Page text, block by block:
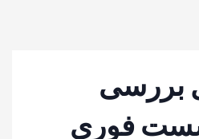
بررسی
فوری